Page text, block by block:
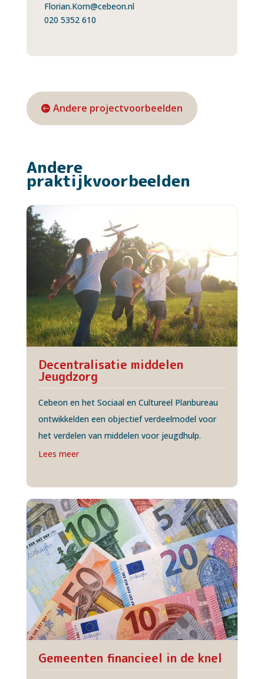
Florian.Korn@cebeon.nl
020 5352 610
Andere projectvoorbeelden
Andere
praktijkvoorbeelden
Decentralisatie middelen
Jeugdzorg
Cebeon en het Sociaal en Cultureel Planbureau
ontwikkelden een objectief verdeelmodel voor
het verdelen van middelen voor jeugdhulp.
Lees meer
Gemeenten financieel in de knel